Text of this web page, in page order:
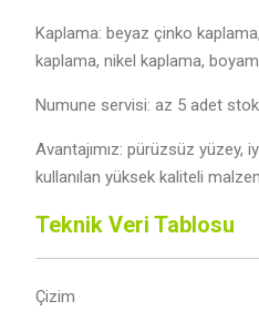
Kaplama: beyaz çinko
kaplama, nikel kaplama,
Numune servisi: az 5 adet
Avantajımız: pürüzsüz yüzey,
kullanılan yüksek kaliteli
Teknik Veri Tablosu
Çizim